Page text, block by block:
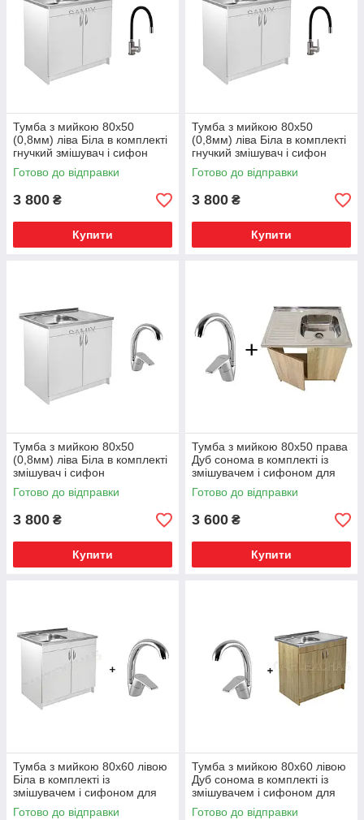
Тумба з мийкою 80х50
(0,8мм) ліва Біла в комплекті
гнучкий змішувач і сифон
Готово до відправки
3 800 ₴
Купити
Тумба з мийкою 80х50
(0,8мм) ліва Біла в комплекті
гнучкий змішувач і сифон
Готово до відправки
3 800 ₴
Купити
Тумба з мийкою 80х50
(0,8мм) ліва Біла в комплекті
змішувач і сифон
Готово до відправки
3 800 ₴
Купити
Тумба з мийкою 80х50 права
Дуб сонома в комплекті із
змішувачем і сифоном для
кухні
Готово до відправки
3 600 ₴
Купити
Тумба з мийкою 80х60 лівою
Біла в комплекті із
змішувачем і сифоном для
кухні
Готово до відправки
Тумба з мийкою 80х60 лівою
Дуб сонома в комплекті із
змішувачем і сифоном для
кухні
Готово до відправки